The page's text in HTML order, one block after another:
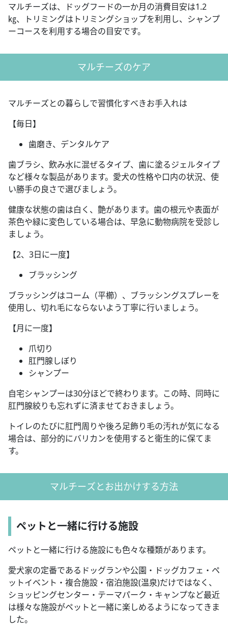
マルチーズは、ドッグフードの一か月の消費目安は1.2
㎏、トリミングはトリミングショップを利用し、シャンプ
ーコースを利用する場合の目安です。
マルチーズのケア
マルチーズとの暮らしで習慣化すべきお手入れは
【毎日】
歯磨き、デンタルケア
歯ブラシ、飲み水に混ぜるタイプ、歯に塗るジェルタイプ
など様々な製品があります。愛犬の性格や口内の状況、使
い勝手の良さで選びましょう。
健康な状態の歯は白く、艶があります。歯の根元や表面が
茶色や緑に変色している場合は、早急に動物病院を受診し
ましょう。
【2、3日に一度】
ブラッシング
ブラッシングはコーム（平櫛）、ブラッシングスプレーを
使用し、切れ毛にならないよう丁寧に行いましょう。
【月に一度】
爪切り
肛門腺しぼり
シャンプー
自宅シャンプーは30分ほどで終わります。この時、同時に
肛門腺絞りも忘れずに済ませておきましょう。
トイレのたびに肛門周りや後ろ足飾り毛の汚れが気になる
場合は、部分的にバリカンを使用すると衛生的に保てま
す。
マルチーズとお出かけする方法
ペットと一緒に行ける施設
ペットと一緒に行ける施設にも色々な種類があります。
愛犬家の定番であるドッグランや公園・ドッグカフェ・ペ
ットイベント・複合施設・宿泊施設(温泉)だけではなく、
ショッピングセンター・テーマパーク・キャンプなど最近
は様々な施設がペットと一緒に楽しめるようになってきま
した。